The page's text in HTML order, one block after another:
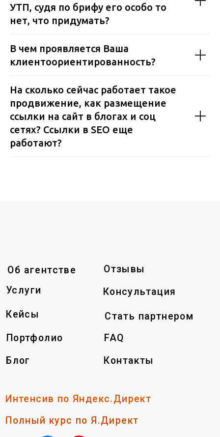
УТП, судя по брифу его особо то
нет, что придумать?
В чем проявляется Ваша
клиентоориентированность?
На сколько сейчас работает такое
продвижение, как размещение
ссылки на сайт в блогах и соц
сетях? Ссылки в SEO еще
работают?
Политика конфиденциальности
ИП Агафонов Антон Олегович
ОГРНИП: 325366800050339
Блог Контакты
Полный курс по Я.Директ